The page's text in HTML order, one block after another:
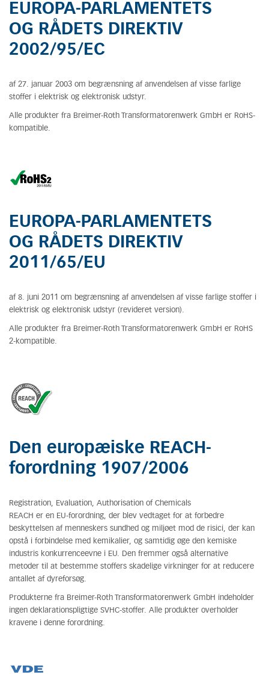
EUROPA-PARLAMENTETS
OG RÅDETS DIREKTIV
2002/95/EC
af 27. januar 2003 om begrænsning af anvendelsen af visse farlige
stoffer i elektrisk og elektronisk udstyr.
Alle produkter fra Breimer-Roth Transformatorenwerk GmbH er RoHS-
kompatible.
EUROPA-PARLAMENTETS
OG RÅDETS DIREKTIV
2011/65/EU
af 8. juni 2011 om begrænsning af anvendelsen af visse farlige stoffer i
elektrisk og elektronisk udstyr (revideret version).
Alle produkter fra Breimer-Roth Transformatorenwerk GmbH er RoHS
2-kompatible.
Den europæiske REACH-
forordning 1907/2006
Registration, Evaluation, Authorisation of Chemicals
REACH er en EU-forordning, der blev vedtaget for at forbedre
beskyttelsen af menneskers sundhed og miljøet mod de risici, der kan
opstå i forbindelse med kemikalier, og samtidig øge den kemiske
industris konkurrenceevne i EU. Den fremmer også alternative
metoder til at bestemme stoffers skadelige virkninger for at reducere
antallet af dyreforsøg.
Produkterne fra Breimer-Roth Transformatorenwerk GmbH indeholder
ingen deklarationspligtige SVHC-stoffer. Alle produkter overholder
kravene i denne forordning.